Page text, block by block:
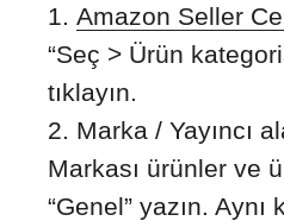
Amazon Seller
“Seç > Ürün
tıklayın.
Marka / Yayıncı
Markası ürünler ve
“Genel” yazın. Aynı